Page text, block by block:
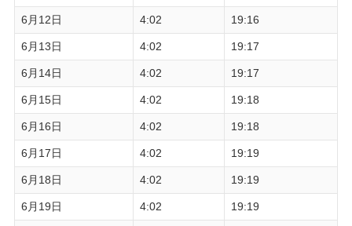
6月12日 4:02 19:16
6月13日 4:02 19:17
6月14日 4:02 19:17
6月15日 4:02 19:18
6月16日 4:02 19:18
6月17日 4:02 19:19
6月18日 4:02 19:19
6月19日 4:02 19:19